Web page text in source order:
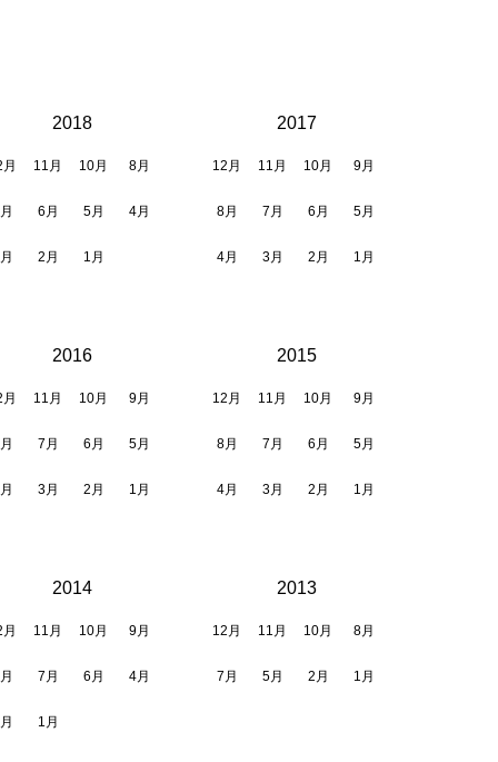
2018
11月 10月 8月
6月 5月 4月
2月 1月
2017
12月 11月 10月 9月
8月 7月 6月 5月
4月 3月 2月 1月
2016
11月 10月 9月
7月 6月 5月
3月 2月 1月
2015
12月 11月 10月 9月
8月 7月 6月 5月
4月 3月 2月 1月
2014
11月 10月 9月
7月 6月 4月
1月
2013
12月 11月 10月 8月
7月 5月 2月 1月